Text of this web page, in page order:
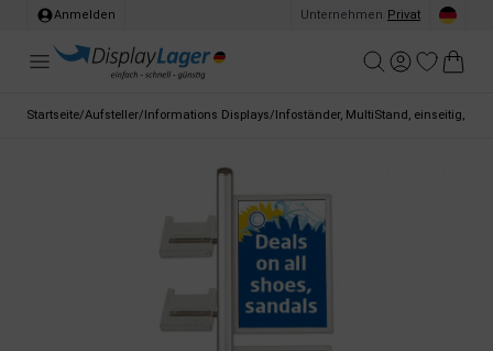
Anmelden Unternehmen Privat
Startseite/Aufsteller/Informations Displays/Infoständer, MultiStand, einseitig, 4